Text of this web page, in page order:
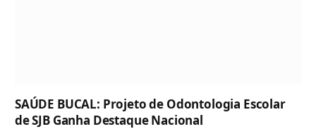
SAÚDE BUCAL: Projeto de Odontologia Escolar
de SJB Ganha Destaque Nacional